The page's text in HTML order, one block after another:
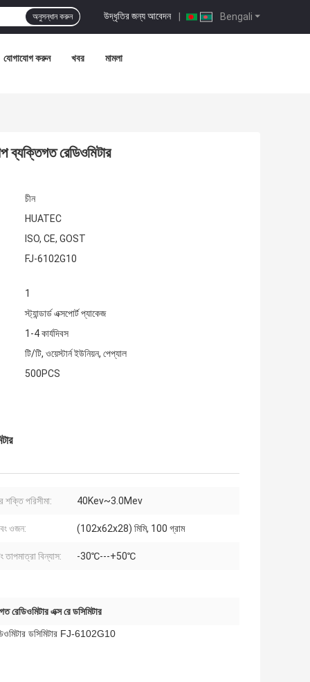
Bengali
উদ্ধৃতির জন্য আবেদন |
অনুসন্ধান করুন
যোগাযোগ করুন খবর মামলা
রেডিওমিটার
চীন
HUATEC
ISO, CE, GOST
FJ-6102G10
1
স্ট্যান্ডার্ড এক্সপোর্ট প্যাকেজ
1-4 কার্যদিবস
টি/টি, ওয়েস্টার্ন ইউনিয়ন, পেপ্যাল
500PCS
শক্তি পরিসীমা: 40Kev~3.0Mev
ওজন: (102x62x28) মিমি, 100 গ্রাম
তাপমাত্রা বিন্যাস: -30℃---+50℃
রেডিওমিটার এক্স রে ডসিমিটার
ডসিমিটার FJ-6102G10